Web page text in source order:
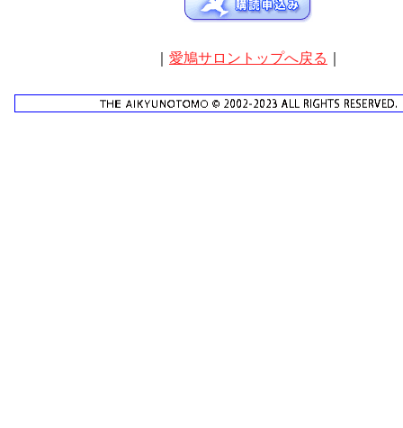
愛鳩サロントップへ戻る